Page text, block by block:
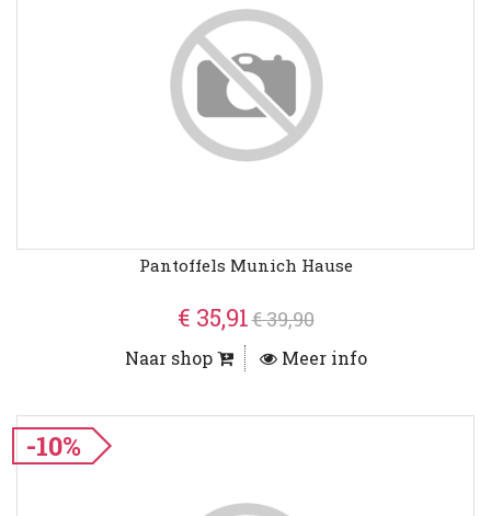
Pantoffels Munich Hause
€ 35,91€ 39,90
Naar shop Meer info
-10%